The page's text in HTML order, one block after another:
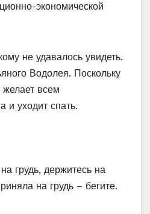
экономической
не удавалось увидеть.
Водолея. Поскольку
желает всем
и уходит спать.
грудь, держитесь на
на грудь – бегите.